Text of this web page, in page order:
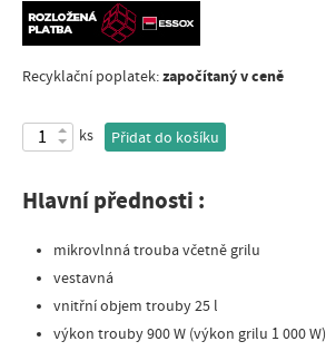
Recyklační poplatek:započítaný v ceně
ks Přidat do košíku
Hlavní přednosti :
mikrovlnná trouba včetně grilu
vestavná
vnitřní objem trouby 25 l
výkon trouby 900 W (výkon grilu 1 000 W)